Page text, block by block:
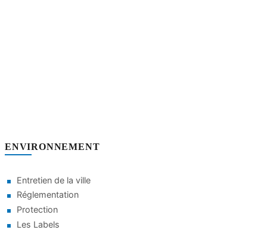
ENVIRONNEMENT
Entretien de la ville
Réglementation
Protection
Les Labels